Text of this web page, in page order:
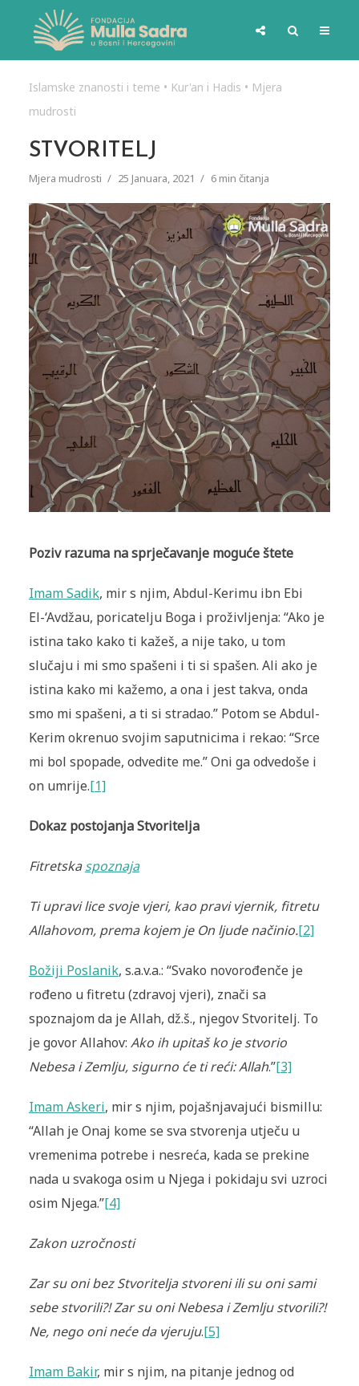
Islamske znanosti i teme • Kur'an i Hadis • Mjera
mudrosti
STVORITELJ
Mjera mudrosti 25 Januara, 2021 6 min čitanja
Poziv razuma na sprječavanje moguće štete
Imam Sadik, mir s njim, Abdul-Kerimu ibn Ebi
El-‘Avdžau, poricatelju Boga i proživljenja: “Ako je
istina tako kako ti kažeš, a nije tako, u tom
slučaju i mi smo spašeni i ti si spašen. Ali ako je
istina kako mi kažemo, a ona i jest takva, onda
smo mi spašeni, a ti si stradao.” Potom se Abdul-
Kerim okrenuo svojim saputnicima i rekao: “Srce
mi bol spopade, odvedite me.” Oni ga odvedoše i
on umrije.[1]
Dokaz postojanja Stvoritelja
Fitretskaspoznaja
Ti upravi lice svoje vjeri, kao pravi vjernik, fitretu
Allahovom, prema kojem je On ljude načinio.[2]
Božiji Poslanik, s.a.v.a.: “Svako novorođenče je
rođeno u fitretu (zdravoj vjeri), znači sa
spoznajom da je Allah, dž.š., njegov Stvoritelj. To
je govor Allahov: Ako ih upitaš ko je stvorio
Nebesa i Zemlju, sigurno će ti reći: Allah.”[3]
Imam Askeri, mir s njim, pojašnjavajući bismillu:
“Allah je Onaj kome se sva stvorenja utječu u
vremenima potrebe i nesreća, kada se prekine
nada u svakoga osim u Njega i pokidaju svi uzroci
osim Njega.”[4]
Zakon uzročnosti
Zar su oni bez Stvoritelja stvoreni ili su oni sami
sebe stvorili?! Zar su oni Nebesa i Zemlju stvorili?!
Ne, nego oni neće da vjeruju.[5]
Imam Bakir, mir s njim, na pitanje jednog od